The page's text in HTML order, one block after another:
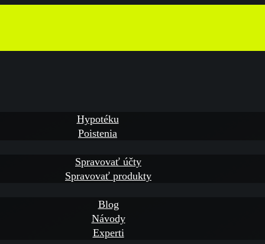
Hypotéku
Poistenia
Spravovať účty
Spravovať produkty
Blog
Návody
Experti